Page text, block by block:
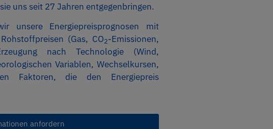
uns seit 27 Jahren entgegenbringen.
unsere Energiepreisprognosen mit
(Gas, CO2-Emissionen,
nach Technologie (Wind,
Variablen, Wechselkursen,
Faktoren, die den Energiepreis
anfordern